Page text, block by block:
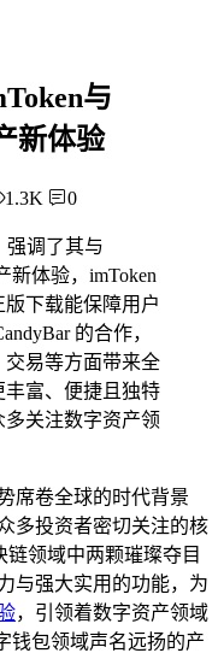
与
新体验
1.3K 0
强调了其与
新体验，imToken
下载能保障用户
的合作，
易等方面带来全
富、便捷且独特
关注数字资产领
席卷全球的时代背景
多投资者密切关注的核
链领域中两颗璀璨夺目
与强大实用的功能，为
，引领着数字资产领域
钱包领域声名远扬的产